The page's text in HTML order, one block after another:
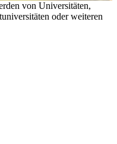
von Universitäten,
oder weiteren